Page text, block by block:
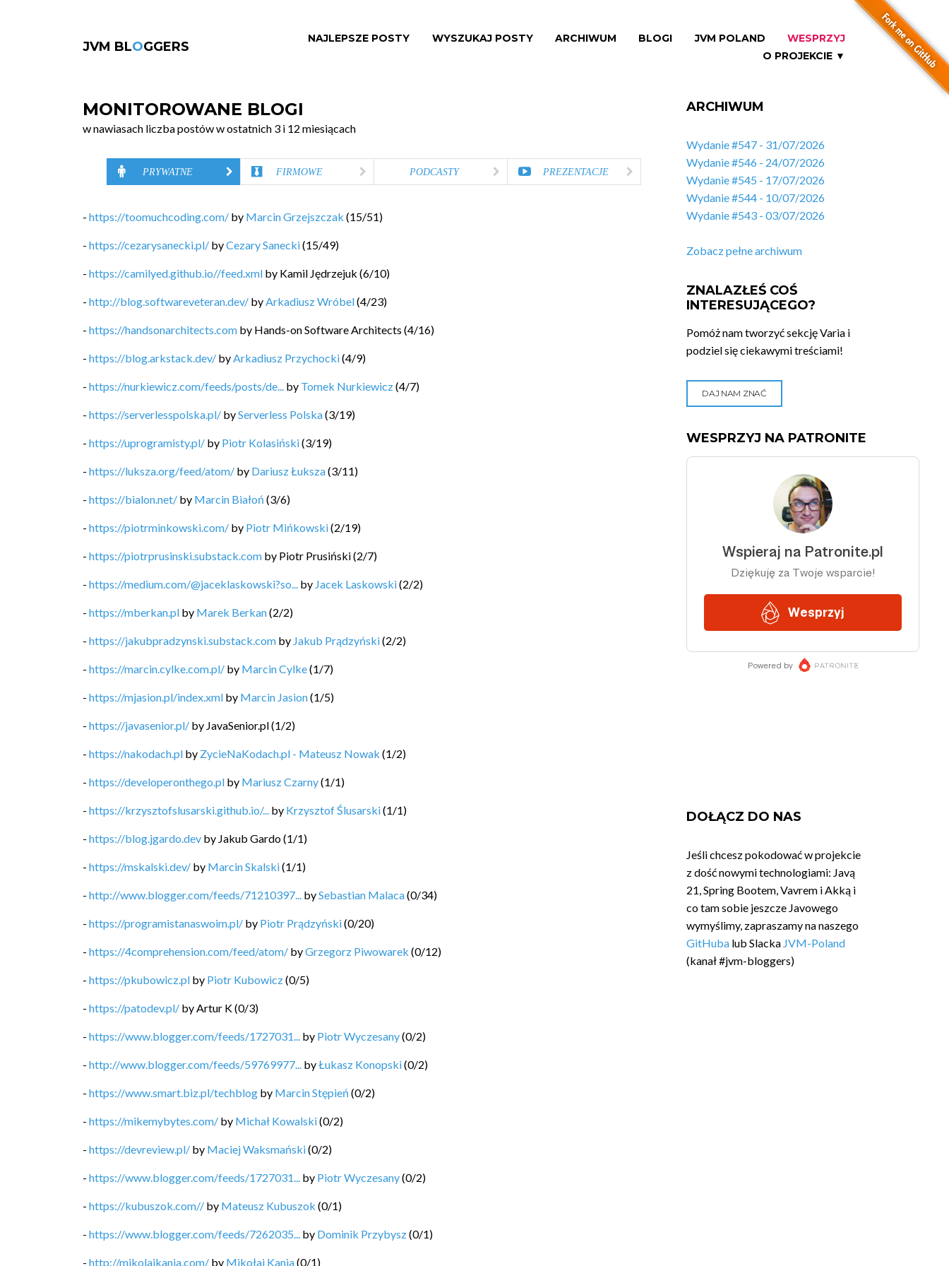
JVM BLOGGERS
NAJLEPSZE POSTY WYSZUKAJ POSTY ARCHIWUM BLOGI JVM POLAND
WESPRZYJ
O PROJEKCIE ▼
MONITOROWANE BLOGI
w nawiasach liczba postów w ostatnich 3 i 12 miesiącach
PRYWATNE FIRMOWE PODCASTY PREZENTACJE
- https://toomuchcoding.com/ by Marcin Grzejszczak (15/51)
- https://cezarysanecki.pl/ byCezary Sanecki(15/49)
- https://camilyed.github.io//feed.xml by Kamil Jędrzejuk (6/10)
- http://blog.softwareveteran.dev/ byArkadiusz Wróbel(4/23)
- https://handsonarchitects.com by Hands-on Software Architects (4/16)
- https://blog.arkstack.dev/ byArkadiusz Przychocki(4/9)
- https://nurkiewicz.com/feeds/posts/de... by Tomek Nurkiewicz(4/7)
- https://serverlesspolska.pl/ byServerless Polska(3/19)
- https://uprogramisty.pl/ by Piotr Kolasiński(3/19)
- https://luksza.org/feed/atom/ by Dariusz Łuksza(3/11)
- https://bialon.net/ by Marcin Białoń (3/6)
- https://piotrminkowski.com/ by Piotr Mińkowski(2/19)
- https://piotrprusinski.substack.com by Piotr Prusiński(2/7)
- https://medium.com/@jaceklaskowski?so... by Jacek Laskowski(2/2)
- https://mberkan.pl by Marek Berkan(2/2)
- https://jakubpradzynski.substack.com by Jakub Prądzyński(2/2)
- https://marcin.cylke.com.pl/ by Marcin Cylke(1/7)
- https://mjasion.pl/index.xml by Marcin Jasion(1/5)
- https://javasenior.pl/ by JavaSenior.pl(1/2)
- https://nakodach.pl by ZycieNaKodach.pl - Mateusz Nowak (1/2)
- https://developeronthego.pl by Mariusz Czarny(1/1)
- https://krzysztofslusarski.github.io/... by Krzysztof Ślusarski(1/1)
- https://blog.jgardo.dev by Jakub Gardo(1/1)
- https://mskalski.dev/ by Marcin Skalski(1/1)
- http://www.blogger.com/feeds/71210397... bySebastian Malaca(0/34)
- https://programistanaswoim.pl/ by Piotr Prądzyński(0/20)
- https://4comprehension.com/feed/atom/ byGrzegorz Piwowarek (0/12)
- https://pkubowicz.pl by Piotr Kubowicz(0/5)
- https://patodev.pl/ byArtur K(0/3)
- https://www.blogger.com/feeds/1727031... by Piotr Wyczesany(0/2)
- http://www.blogger.com/feeds/59769977... byŁukasz Konopski(0/2)
- https://www.smart.biz.pl/techblog by Marcin Stępień (0/2)
- https://mikemybytes.com/ by Michał Kowalski(0/2)
- https://devreview.pl/ by Maciej Waksmański(0/2)
- https://www.blogger.com/feeds/1727031... by Piotr Wyczesany(0/2)
- https://kubuszok.com// by Mateusz Kubuszok (0/1)
- https://www.blogger.com/feeds/7262035... by Dominik Przybysz(0/1)
- http://mikolajkania.com/ by Mikołaj Kania(0/1)
ARCHIWUM
Wydanie #547 - 31/07/2026
Wydanie #546 - 24/07/2026
Wydanie #545 - 17/07/2026
Wydanie #544 - 10/07/2026
Wydanie #543 - 03/07/2026
Zobacz pełne archiwum
ZNALAZŁEŚ COŚ
INTERESUJĄCEGO?
Pomóż nam tworzyć sekcję Varia i
podziel się ciekawymi treściami!
DAJ NAM ZNAĆ
WESPRZYJ NA PATRONITE
DOŁĄCZ DO NAS
Jeśli chcesz pokodować w projekcie
z dość nowymi technologiami: Javą
21, Spring Bootem, Vavrem i Akką i
co tam sobie jeszcze Javowego
wymyślimy, zapraszamy na naszego
GitHuba lub Slacka JVM-Poland
(kanał #jvm-bloggers)